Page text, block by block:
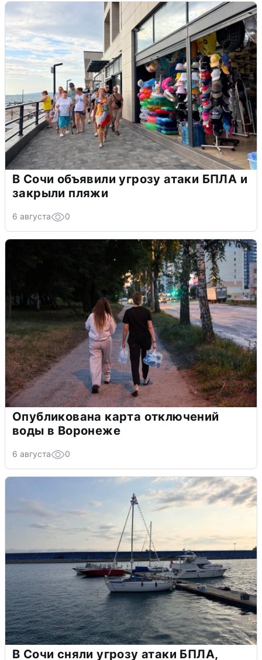
В Сочи объявили угрозу атаки БПЛА и
закрыли пляжи
6 августа 0
Опубликована карта отключений
воды в Воронеже
6 августа 0
В Сочи сняли угрозу атаки БПЛА,